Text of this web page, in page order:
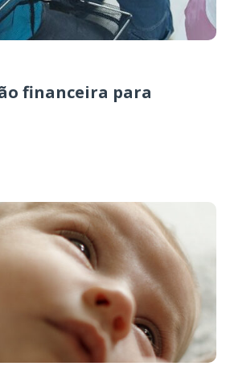
financeira para